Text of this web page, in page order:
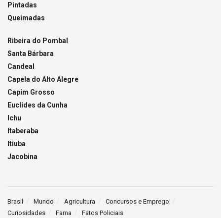
Pintadas
Queimadas
Ribeira do Pombal
Santa Bárbara
Candeal
Capela do Alto Alegre
Capim Grosso
Euclides da Cunha
Ichu
Itaberaba
Itiuba
Jacobina
Brasil Mundo Agricultura
Concursos e Emprego
Curiosidades
Fama Fatos Policiais